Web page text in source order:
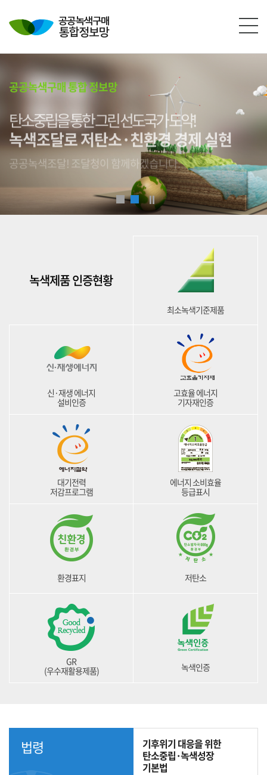
공공녹색구매 통합 정보망
탄소중립을 통한 그린 선도국가 도약!
녹색조달로 저탄소·친환경 경제 실현
공공녹색조달! 조달청이 함께하겠습니다.
녹색제품 인증현황
최소녹색기준제품
신·재생 에너지
설비인증
고효율 에너지
기자재인증
대기전력
저감프로그램
에너지 소비효율
등급표시
환경표지 저탄소
GR
(우수재활용제품)
녹색인증
법령
기후위기 대응을 위한
탄소중립·녹색성장
기본법